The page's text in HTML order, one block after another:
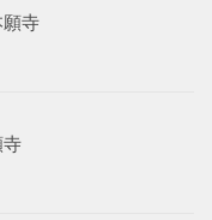
願寺
寺